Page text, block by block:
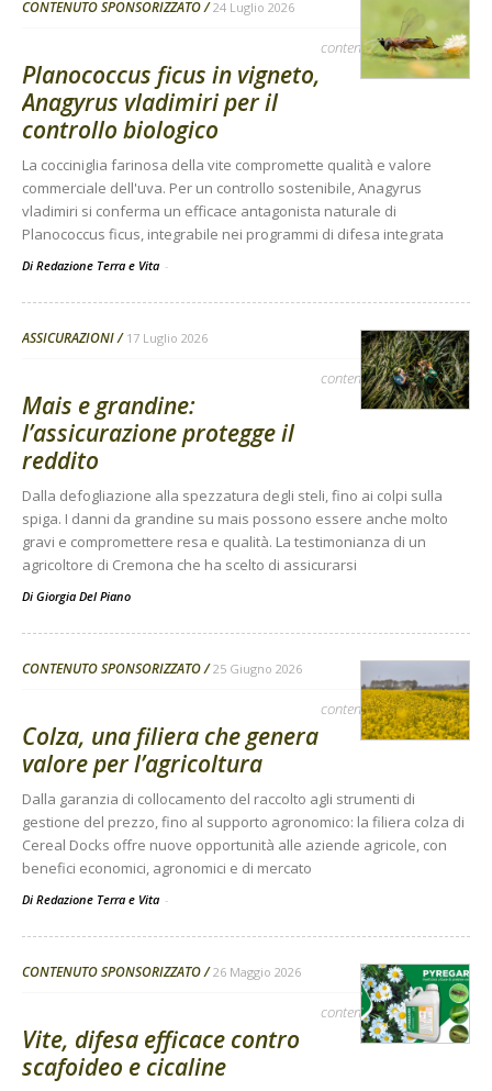
CONTENUTO SPONSORIZZATO 24 Luglio 2026
contenuto sponsorizzato
Planococcus ficus in vigneto,
Anagyrus vladimiri per il
controllo biologico
La cocciniglia farinosa della vite compromette qualità e valore
commerciale dell'uva. Per un controllo sostenibile, Anagyrus
vladimiri si conferma un efficace antagonista naturale di
Planococcus ficus, integrabile nei programmi di difesa integrata
Di Redazione Terra e Vita -
ASSICURAZIONI 17 Luglio 2026
contenuto sponsorizzato
Mais e grandine:
l’assicurazione protegge il
reddito
Dalla defogliazione alla spezzatura degli steli, fino ai colpi sulla
spiga. I danni da grandine su mais possono essere anche molto
gravi e compromettere resa e qualità. La testimonianza di un
agricoltore di Cremona che ha scelto di assicurarsi
Di Giorgia Del Piano
CONTENUTO SPONSORIZZATO 25 Giugno 2026
contenuto sponsorizzato
Colza, una filiera che genera
valore per l’agricoltura
Dalla garanzia di collocamento del raccolto agli strumenti di
gestione del prezzo, fino al supporto agronomico: la filiera colza di
Cereal Docks offre nuove opportunità alle aziende agricole, con
benefici economici, agronomici e di mercato
Di Redazione Terra e Vita -
CONTENUTO SPONSORIZZATO 26 Maggio 2026
contenuto sponsorizzato
Vite, difesa efficace contro
scafoideo e cicaline